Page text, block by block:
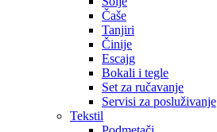
Čaše
Tanjiri
Činije
Escajg
Bokali i tegle
Set za ručavanje
Servisi za posluživanje
Tekstil